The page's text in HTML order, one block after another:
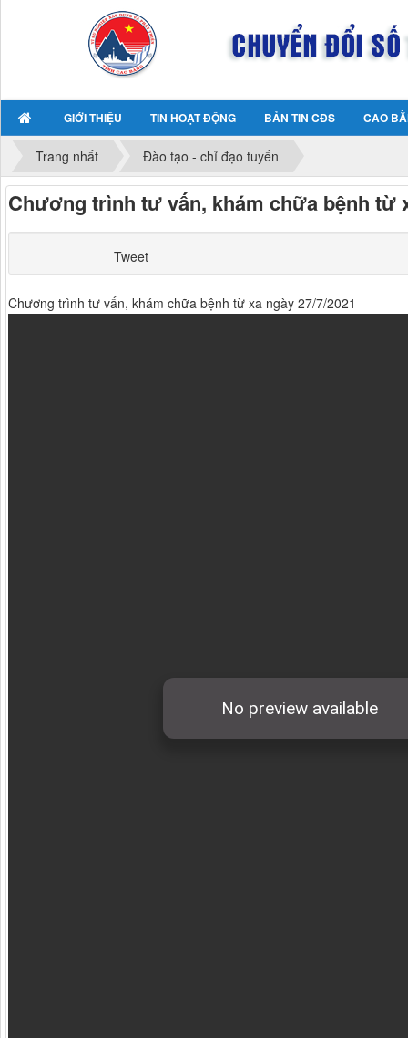
GIỚI THIỆU TIN HOẠT ĐỘNG BẢN TIN CĐS CAO
Trang nhất Đào tạo - chỉ đạo tuyến
Chương trình tư vấn, khám chữa bệnh từ
Tweet
Chương trình tư vấn, khám chữa bệnh từ xa ngày 27/7/2021